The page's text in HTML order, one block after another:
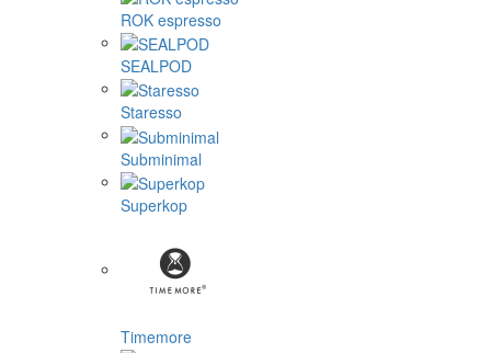
ROK espresso
SEALPOD
Staresso
Subminimal
Superkop
Timemore